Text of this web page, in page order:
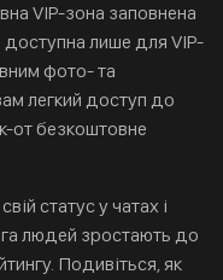
VIP-зона заповнена
доступна лише для VIP-
фото- та
легкий доступ до
от безкоштовне
статус у чатах і
людей зростають до
Подивіться, як